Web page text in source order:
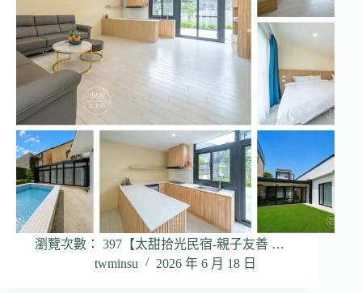
瀏覽次數： 397【太甜拾光民宿-親子友善 …
twminsu
2026 年 6 月 18 日